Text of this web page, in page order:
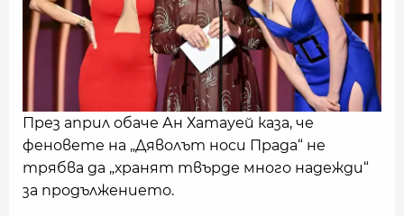
През април обаче Ан Хатауей каза, че
феновете на „Дяволът носи Прада“ не
трябва да „хранят твърде много надежди“
за продължението.